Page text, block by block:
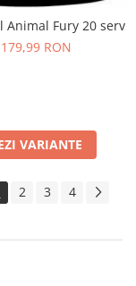
Animal Fury 20 serv
179,99 RON
VARIANTE
2 3 4